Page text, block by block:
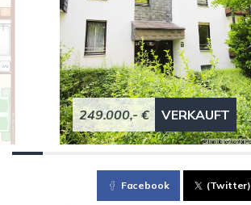
249.000,- € VERKAUFT
Facebook (Twitter)